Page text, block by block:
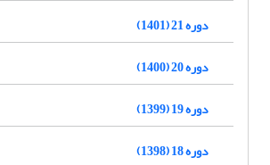
دوره 21 (1401)
دوره 20 (1400)
دوره 19 (1399)
دوره 18 (1398)